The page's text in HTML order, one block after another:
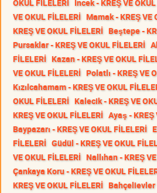
OKUL FİLELERİ İncek - KREŞ VE
VE OKUL FİLELERİ Mamak - KREŞ VE
KREŞ VE OKUL FİLELERİ Beştepe -
Pursaklar - KREŞ VE OKUL FİLELERİ
FİLELERİ Kazan - KREŞ VE OKUL
VE OKUL FİLELERİ Polatlı - KREŞ VE
Kızılcahamam - KREŞ VE OKUL
OKUL FİLELERİ Kalecik - KREŞ VE
KREŞ VE OKUL FİLELERİ Ayaş - KREŞ
Baypazarı - KREŞ VE OKUL FİLELERİ
FİLELERİ Güdül - KREŞ VE OKUL
VE OKUL FİLELERİ Nallıhan - KREŞ
Çankaya Koru - KREŞ VE OKUL
KREŞ VE OKUL FİLELERİ Bahçelievler